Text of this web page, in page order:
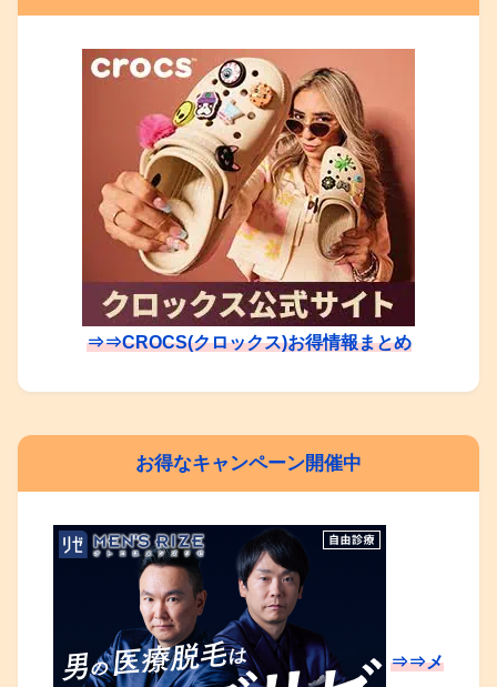
⇒⇒CROCS(クロックス)お得情報まとめ
お得なキャンペーン開催中
⇒⇒メ